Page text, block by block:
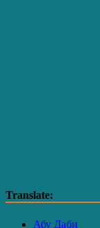
Translate:
Абу Даби